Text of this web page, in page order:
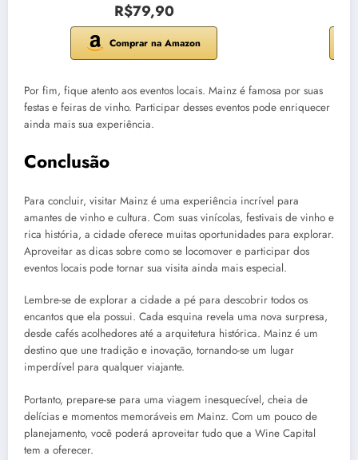
R$79,90
Comprar na Amazon
Por fim, fique atento aos eventos locais. Mainz é famosa por suas
festas e feiras de vinho. Participar desses eventos pode enriquecer
ainda mais sua experiência.
Conclusão
Para concluir, visitar Mainz é uma experiência incrível para
amantes de vinho e cultura. Com suas vinícolas, festivais de vinho e
rica história, a cidade oferece muitas oportunidades para explorar.
Aproveitar as dicas sobre como se locomover e participar dos
eventos locais pode tornar sua visita ainda mais especial.
Lembre-se de explorar a cidade a pé para descobrir todos os
encantos que ela possui. Cada esquina revela uma nova surpresa,
desde cafés acolhedores até a arquitetura histórica. Mainz é um
destino que une tradição e inovação, tornando-se um lugar
imperdível para qualquer viajante.
Portanto, prepare-se para uma viagem inesquecível, cheia de
delícias e momentos memoráveis em Mainz. Com um pouco de
planejamento, você poderá aproveitar tudo que a Wine Capital
tem a oferecer.